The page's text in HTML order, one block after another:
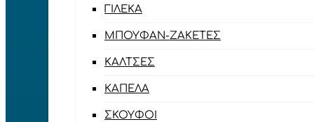
ΓΙΛΈΚΑ
ΜΠΟΥΦΆΝ-ΖΑΚΈΤΕΣ
ΚΆΛΤΣΕΣ
ΚΑΠΈΛΑ
ΣΚΟΎΦΟΙ